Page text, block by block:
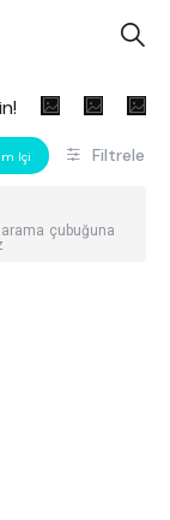
A
Içi Filtrele
çubuğuna